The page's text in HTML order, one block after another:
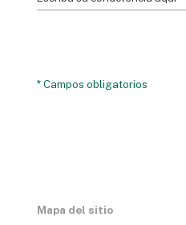
* Campos obligatorios
Mapa del sitio